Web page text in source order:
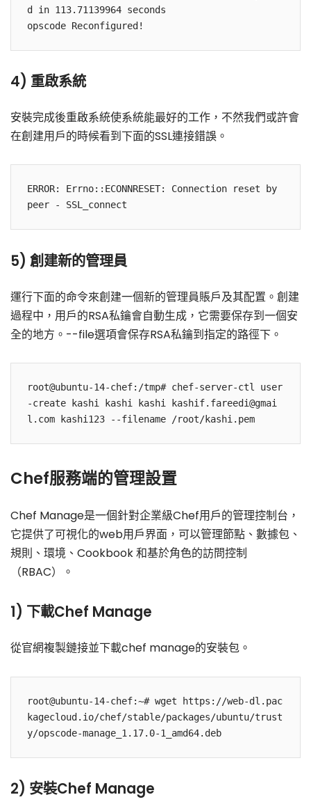
d in 113.71139964 seconds
4) 重啟系統
安裝完成後重啟系統使系統能最好的工作，不然我們或許會
在創建用戶的時候看到下面的SSL連接錯誤。
ERROR: Errno::ECONNRESET: Connection reset by
5) 創建新的管理員
運行下面的命令來創建一個新的管理員賬戶及其配置。創建
過程中，用戶的RSA私鑰會自動生成，它需要保存到一個安
全的地方。--file選項會保存RSA私鑰到指定的路徑下。
root@ubuntu-14-chef:/tmp# chef-server-ctl user
-create kashi kashi kashi kashif.fareedi@gmai
Chef服務端的管理設置
Chef Manage是一個針對企業級Chef用戶的管理控制台，
它提供了可視化的web用戶界面，可以管理節點、數據包、
規則、環境、Cookbook 和基於角色的訪問控制
（RBAC）。
1) 下載Chef Manage
從官網複製鏈接並下載chef manage的安裝包。
root@ubuntu-14-chef:~# wget https://web-dl.pac
kagecloud.io/chef/stable/packages/ubuntu/trust
2) 安裝Chef Manage